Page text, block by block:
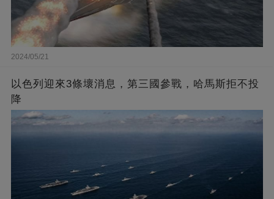
2024/05/21
以色列迎來3條壞消息，第三國參戰，哈馬斯拒不投
降